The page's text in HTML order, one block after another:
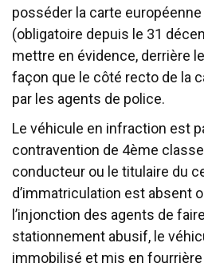
posséder la carte
(obligatoire depuis le 31
mettre en évidence, derrière
façon que le côté recto de la
par les agents de police.
Le véhicule en infraction est
contravention de 4ème
conducteur ou le titulaire du
d’immatriculation est absent
l’injonction des agents de
stationnement abusif, le
immobilisé et mis en